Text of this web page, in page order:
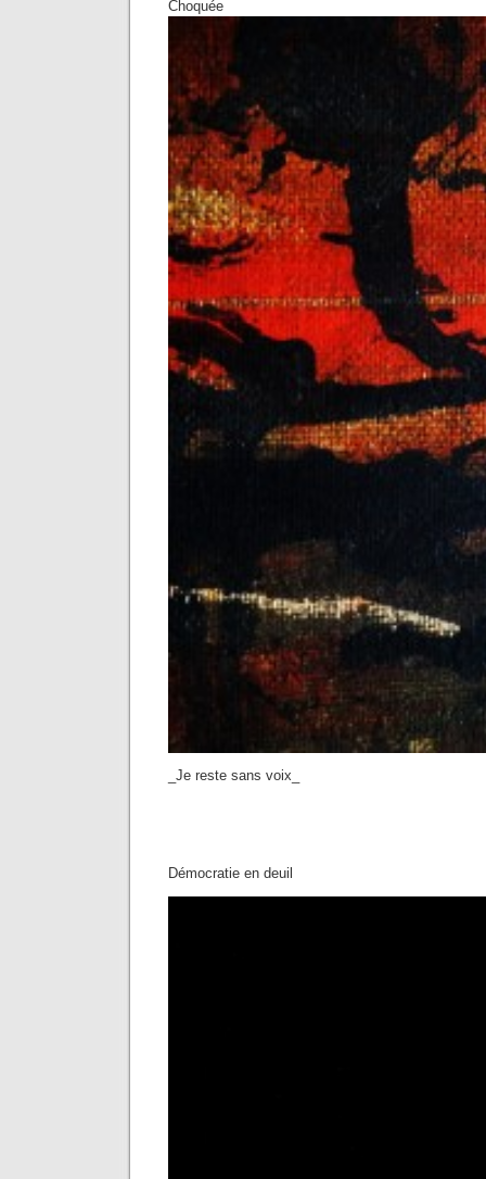
Choquée
_Je reste sans voix_
Démocratie en deuil